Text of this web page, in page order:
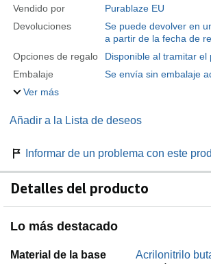
Vendido por
Purablaze EU
Devoluciones
Se puede devolver en
a partir de la fecha de
Opciones de regalo
Disponible al tramitar el
Embalaje
Se envía sin embalaje
Ver más
Añadir a la Lista de deseos
Informar de un problema con este
Detalles del producto
Lo más destacado
Material de la base Acrilonitrilo